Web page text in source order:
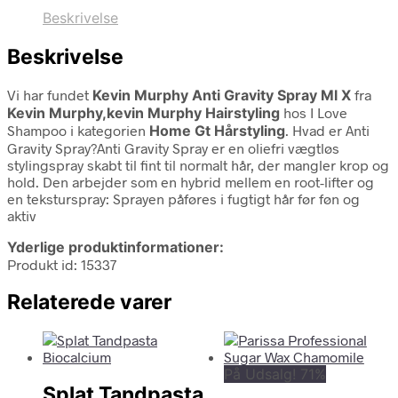
Beskrivelse
Beskrivelse
Vi har fundet Kevin Murphy Anti Gravity Spray Ml X fra
Kevin Murphy,kevin Murphy Hairstyling hos I Love
Shampoo i kategorien Home Gt Hårstyling. Hvad er Anti
Gravity Spray?Anti Gravity Spray er en oliefri vægtløs
stylingspray skabt til fint til normalt hår, der mangler krop og
hold. Den arbejder som en hybrid mellem en root-lifter og
en tekstur­spray: Sprayen påføres i fugtigt hår før føn og
aktiv
Yderlige produktinformationer:
Produkt id: 15337
Relaterede varer
På Udsalg! 71%